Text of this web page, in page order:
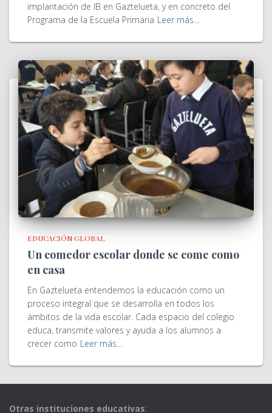
implantación de IB en Gaztelueta, y en concreto del
Programa de la Escuela Primaria Leer más…
EDUCACIÓN GLOBAL
Un comedor escolar donde se come como
en casa
En Gaztelueta entendemos la educación como un
proceso integral que se desarrolla en todos los
ámbitos de la vida escolar. Cada espacio del colegio
educa, transmite valores y ayuda a los alumnos a
crecer como Leer más…
Otras instituciones educativas: